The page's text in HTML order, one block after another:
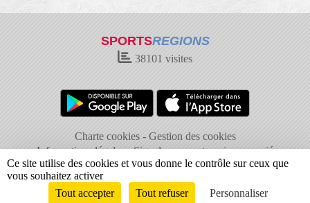
SPORTSREGIONS
38101 visites
Charte cookies
Gestion des cookies
Informations légales
Signaler un contenu inapproprié
Envie de participer ? Connexion
Ce site utilise des cookies et vous donne le contrôle sur ceux que
vous souhaitez activer
Tout accepter
Tout refuser Personnaliser